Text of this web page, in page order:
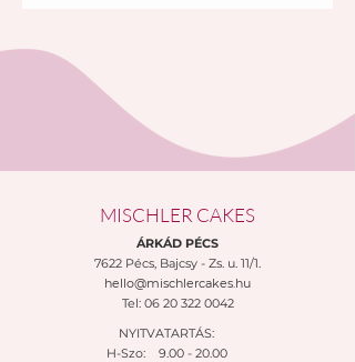
MISCHLER CAKES
ÁRKÁD PÉCS
7622 Pécs, Bajcsy - Zs. u. 11/1.
hello@mischlercakes.hu
Tel: 06 20 322 0042
NYITVATARTÁS:
H-Szo: 9.00 - 20.00